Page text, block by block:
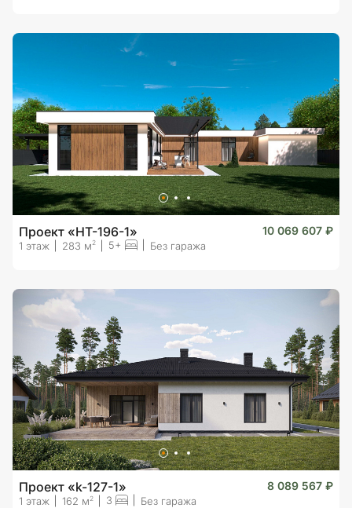
Проект «HT-196-1» 10 069 607 ₽
1 этаж 283 м2 5+ Без гаража
Проект «k-127-1» 8 089 567 ₽
1 этаж 162 м 2 3 Без гаража